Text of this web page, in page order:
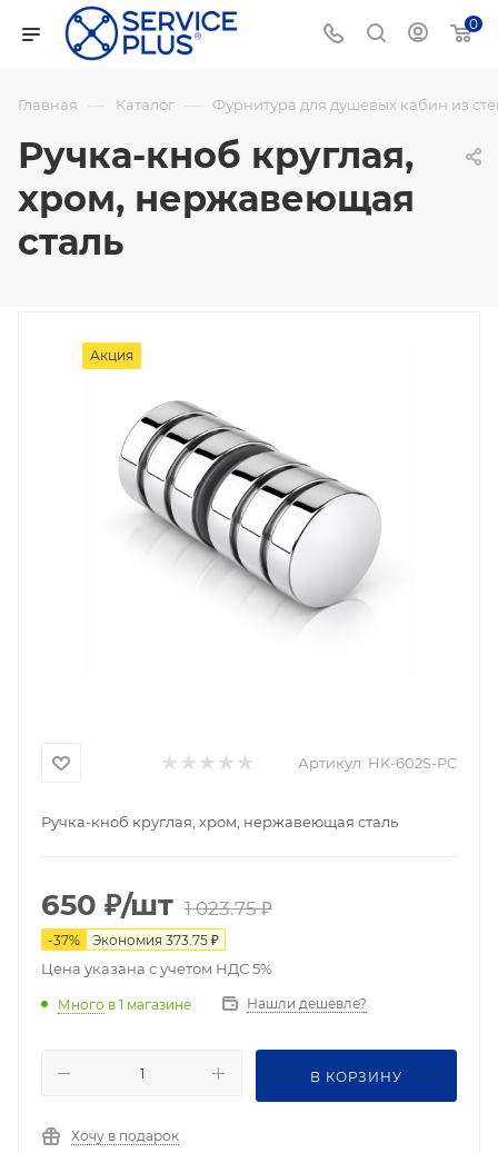
0
Главная — Каталог — Фурнитура для душевых кабин из
Ручка-кноб круглая,
хром, нержавеющая
сталь
Акция
Артикул: HK-602S-PC
Ручка-кноб круглая, хром, нержавеющая сталь
650 ₽/шт 1 023.75₽
-37% Экономия 373.75 ₽
Цена указана с учетом НДС 5%
Много в 1 магазине Нашли дешевле?
В КОРЗИНУ
Хочу в подарок